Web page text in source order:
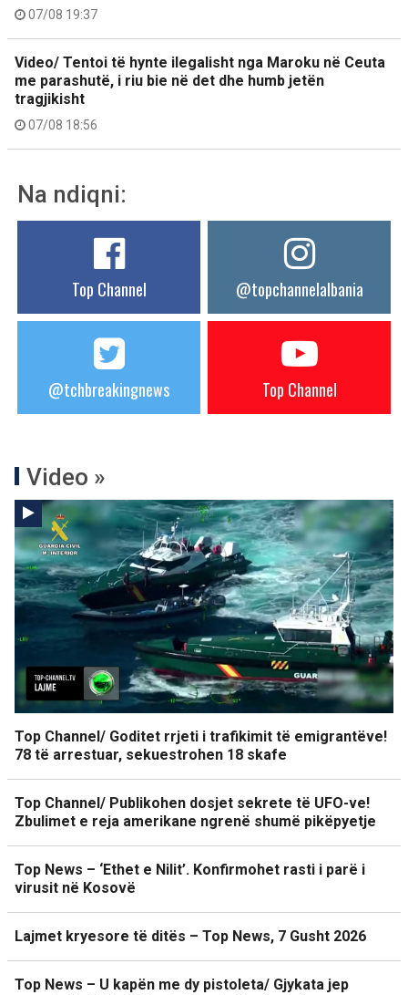
07/08 19:37
Video/ Tentoi të hynte ilegalisht nga Maroku në Ceuta
me parashutë, i riu bie në det dhe humb jetën
tragjikisht
07/08 18:56
Na ndiqni:
Top Channel @topchannelalbania
@tchbreakingnews Top Channel
Video »
Top Channel/ Goditet rrjeti i trafikimit të emigrantëve!
78 të arrestuar, sekuestrohen 18 skafe
Top Channel/ Publikohen dosjet sekrete të UFO-ve!
Zbulimet e reja amerikane ngrenë shumë pikëpyetje
Top News – ‘Ethet e Nilit’. Konfirmohet rasti i parë i
virusit në Kosovë
Lajmet kryesore të ditës – Top News, 7 Gusht 2026
Top News – U kapën me dy pistoleta/ Gjykata jep